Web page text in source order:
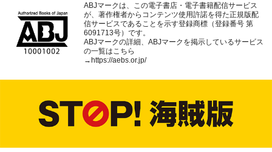
ABJマークは、この電子書店・電子書籍配信サービス
が、著作権者からコンテンツ使用許諾を得た正規版配
信サービスであることを示す登録商標（登録番号 第
6091713号）です。
ABJマークの詳細、ABJマークを掲示しているサービス
の一覧はこちら
→https://aebs.or.jp/